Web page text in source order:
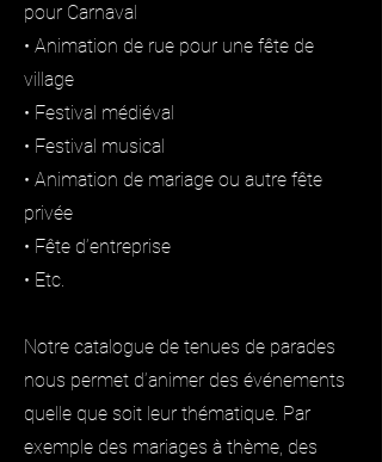
pour Carnaval
• Animation de rue pour une fête de
village
• Festival médiéval
• Festival musical
• Animation de mariage ou autre fête
privée
• Fête d’entreprise
• Etc.
Notre catalogue de tenues de parades
nous permet d’animer des événements
quelle que soit leur thématique. Par
exemple des mariages à thème, des